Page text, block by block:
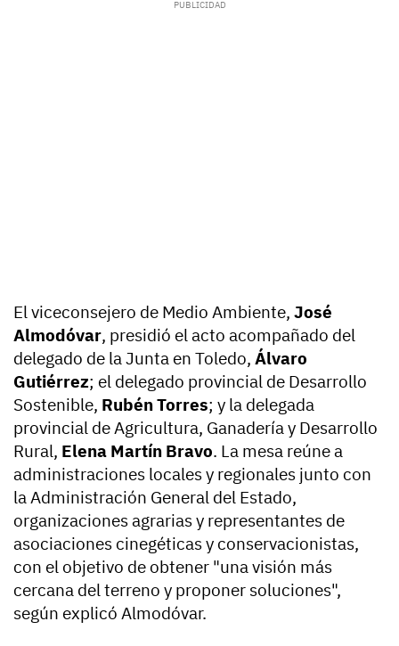
El viceconsejero de Medio Ambiente, José
Almodóvar, presidió el acto acompañado del
delegado de la Junta en Toledo, Álvaro
Gutiérrez; el delegado provincial de Desarrollo
Sostenible, Rubén Torres; y la delegada
provincial de Agricultura, Ganadería y Desarrollo
Rural, Elena Martín Bravo. La mesa reúne a
administraciones locales y regionales junto con
la Administración General del Estado,
organizaciones agrarias y representantes de
asociaciones cinegéticas y conservacionistas,
con el objetivo de obtener "una visión más
cercana del terreno y proponer soluciones",
según explicó Almodóvar.